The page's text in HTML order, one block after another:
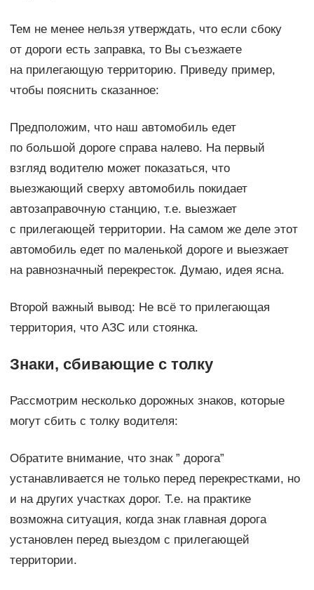
Тем не менее нельзя утверждать, что если сбоку
от дороги есть заправка, то Вы съезжаете
на прилегающую территорию. Приведу пример,
чтобы пояснить сказанное:
Предположим, что наш автомобиль едет
по большой дороге справа налево. На первый
взгляд водителю может показаться, что
выезжающий сверху автомобиль покидает
автозаправочную станцию, т.е. выезжает
с прилегающей территории. На самом же деле этот
автомобиль едет по маленькой дороге и выезжает
на равнозначный перекресток. Думаю, идея ясна.
Второй важный вывод: Не всё то прилегающая
территория, что АЗС или стоянка.
Знаки, сбивающие с толку
Рассмотрим несколько дорожных знаков, которые
могут сбить с толку водителя:
Обратите внимание, что знак ” дорога”
устанавливается не только перед перекрестками, но
и на других участках дорог. Т.е. на практике
возможна ситуация, когда знак главная дорога
установлен перед выездом с прилегающей
территории.